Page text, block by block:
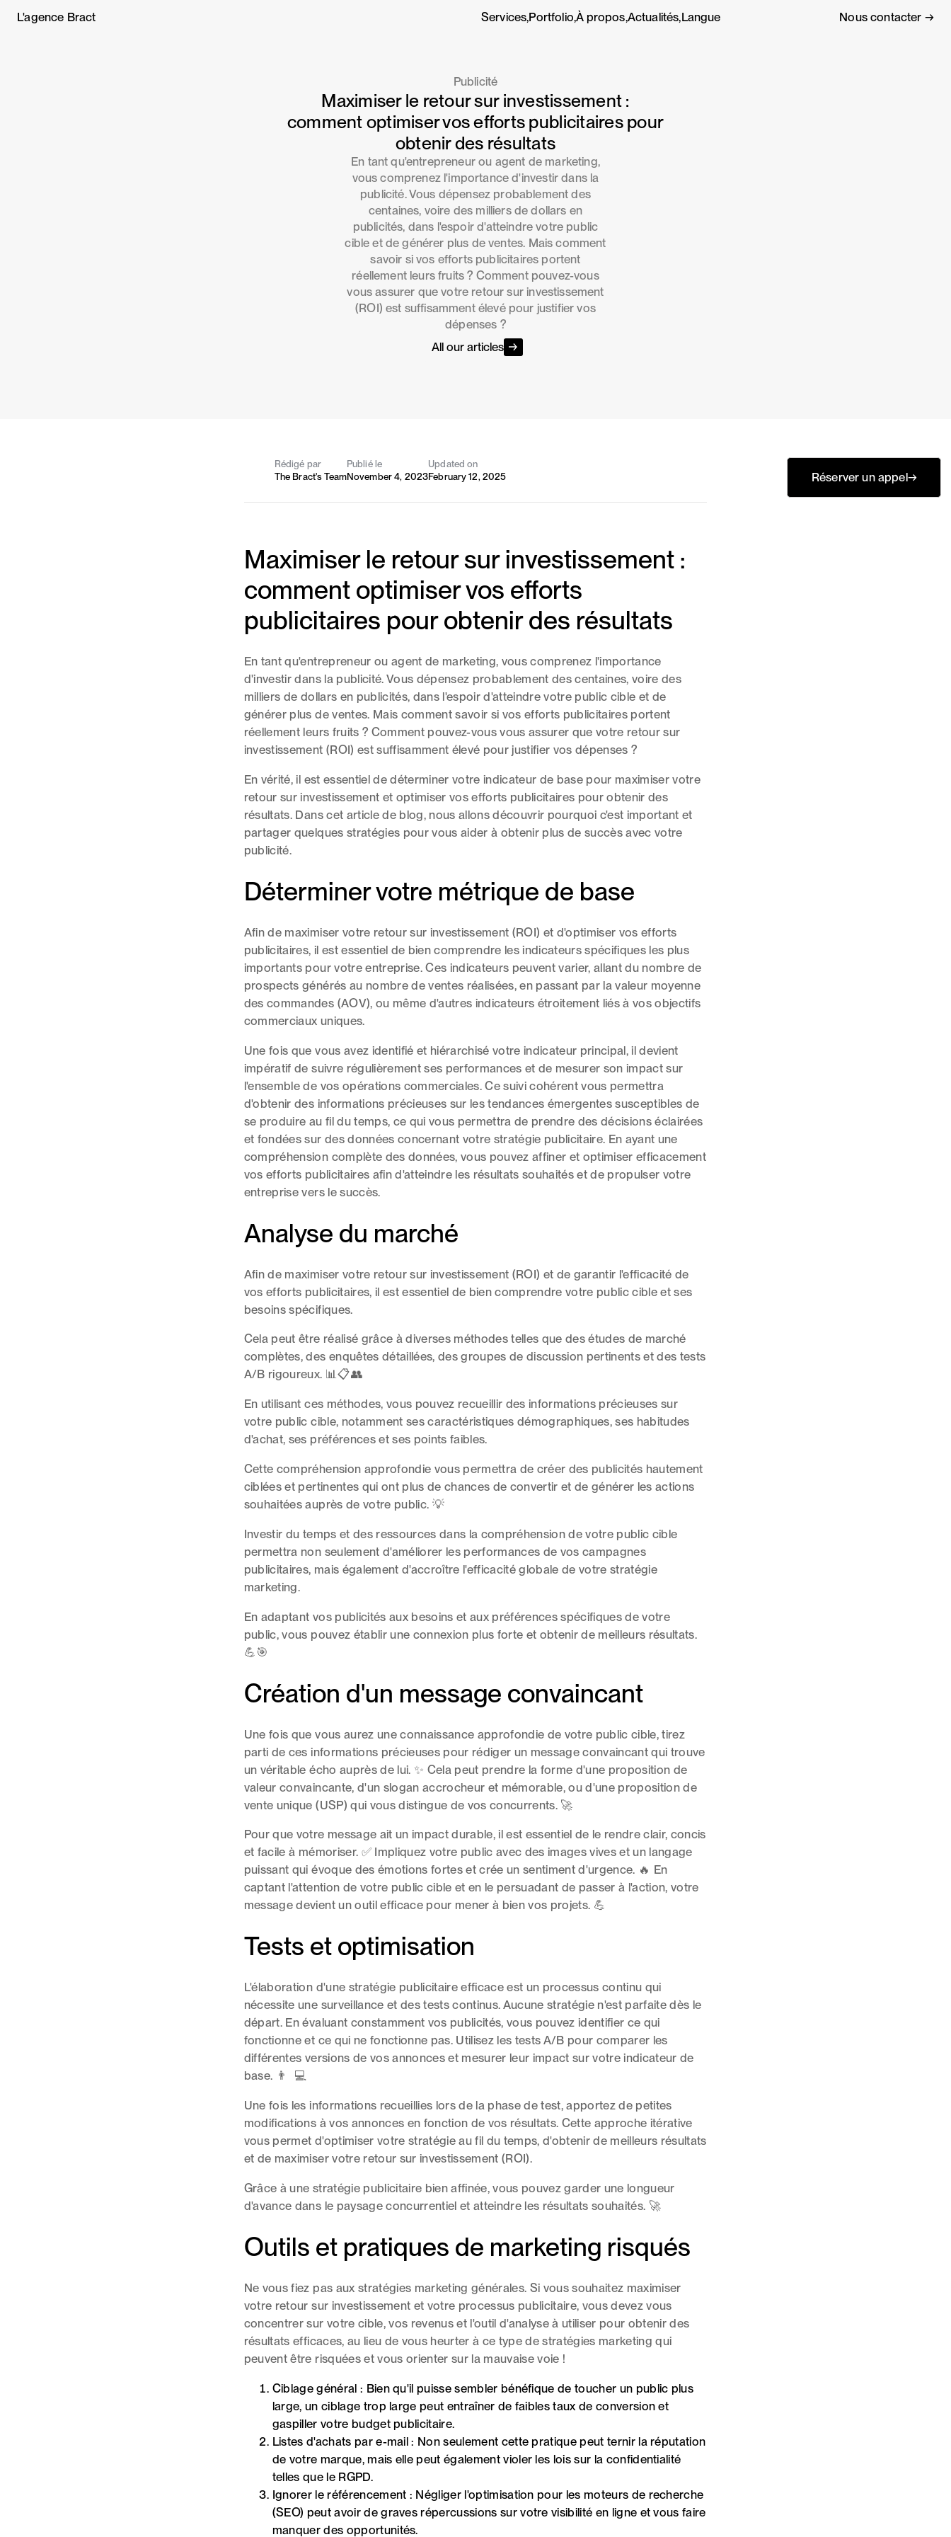
L'agence Bract Services,Portfolio,À propos,Actualités,Langue Nous contacter →
Publicité
Maximiser le retour sur investissement :
comment optimiser vos efforts publicitaires pour
obtenir des résultats
En tant qu'entrepreneur ou agent de marketing,
vous comprenez l'importance d'investir dans la
publicité. Vous dépensez probablement des
centaines, voire des milliers de dollars en
publicités, dans l'espoir d'atteindre votre public
cible et de générer plus de ventes. Mais comment
savoir si vos efforts publicitaires portent
réellement leurs fruits ? Comment pouvez-vous
vous assurer que votre retour sur investissement
(ROI) est suffisamment élevé pour justifier vos
dépenses ?
All our articles
Rédigé par
The Bract's Team
Publié le
November 4, 2023
Updated on
February 12, 2025
Maximiser le retour sur investissement :
comment optimiser vos efforts
publicitaires pour obtenir des résultats
En tant qu'entrepreneur ou agent de marketing, vous comprenez l'importance
d'investir dans la publicité. Vous dépensez probablement des centaines, voire des
milliers de dollars en publicités, dans l'espoir d'atteindre votre public cible et de
générer plus de ventes. Mais comment savoir si vos efforts publicitaires portent
réellement leurs fruits ? Comment pouvez-vous vous assurer que votre retour sur
investissement (ROI) est suffisamment élevé pour justifier vos dépenses ?
En vérité, il est essentiel de déterminer votre indicateur de base pour maximiser votre
retour sur investissement et optimiser vos efforts publicitaires pour obtenir des
résultats. Dans cet article de blog, nous allons découvrir pourquoi c'est important et
partager quelques stratégies pour vous aider à obtenir plus de succès avec votre
publicité.
Déterminer votre métrique de base
Afin de maximiser votre retour sur investissement (ROI) et d'optimiser vos efforts
publicitaires, il est essentiel de bien comprendre les indicateurs spécifiques les plus
importants pour votre entreprise. Ces indicateurs peuvent varier, allant du nombre de
prospects générés au nombre de ventes réalisées, en passant par la valeur moyenne
des commandes (AOV), ou même d'autres indicateurs étroitement liés à vos objectifs
commerciaux uniques.
Une fois que vous avez identifié et hiérarchisé votre indicateur principal, il devient
impératif de suivre régulièrement ses performances et de mesurer son impact sur
l'ensemble de vos opérations commerciales. Ce suivi cohérent vous permettra
d'obtenir des informations précieuses sur les tendances émergentes susceptibles de
se produire au fil du temps, ce qui vous permettra de prendre des décisions éclairées
et fondées sur des données concernant votre stratégie publicitaire. En ayant une
compréhension complète des données, vous pouvez affiner et optimiser efficacement
vos efforts publicitaires afin d'atteindre les résultats souhaités et de propulser votre
entreprise vers le succès.
Analyse du marché
Afin de maximiser votre retour sur investissement (ROI) et de garantir l'efficacité de
vos efforts publicitaires, il est essentiel de bien comprendre votre public cible et ses
besoins spécifiques.
Cela peut être réalisé grâce à diverses méthodes telles que des études de marché
complètes, des enquêtes détaillées, des groupes de discussion pertinents et des tests
A/B rigoureux. 📊📋👥
En utilisant ces méthodes, vous pouvez recueillir des informations précieuses sur
votre public cible, notamment ses caractéristiques démographiques, ses habitudes
d'achat, ses préférences et ses points faibles.
Cette compréhension approfondie vous permettra de créer des publicités hautement
ciblées et pertinentes qui ont plus de chances de convertir et de générer les actions
souhaitées auprès de votre public. 💡
Investir du temps et des ressources dans la compréhension de votre public cible
permettra non seulement d'améliorer les performances de vos campagnes
publicitaires, mais également d'accroître l'efficacité globale de votre stratégie
marketing.
En adaptant vos publicités aux besoins et aux préférences spécifiques de votre
public, vous pouvez établir une connexion plus forte et obtenir de meilleurs résultats.
💪🎯
Création d'un message convaincant
Une fois que vous aurez une connaissance approfondie de votre public cible, tirez
parti de ces informations précieuses pour rédiger un message convaincant qui trouve
un véritable écho auprès de lui. ✨ Cela peut prendre la forme d'une proposition de
valeur convaincante, d'un slogan accrocheur et mémorable, ou d'une proposition de
vente unique (USP) qui vous distingue de vos concurrents. 🚀
Pour que votre message ait un impact durable, il est essentiel de le rendre clair, concis
et facile à mémoriser. ✅ Impliquez votre public avec des images vives et un langage
puissant qui évoque des émotions fortes et crée un sentiment d'urgence. 🔥 En
captant l'attention de votre public cible et en le persuadant de passer à l'action, votre
message devient un outil efficace pour mener à bien vos projets. 💪
Tests et optimisation
L'élaboration d'une stratégie publicitaire efficace est un processus continu qui
nécessite une surveillance et des tests continus. Aucune stratégie n'est parfaite dès le
départ. En évaluant constamment vos publicités, vous pouvez identifier ce qui
fonctionne et ce qui ne fonctionne pas. Utilisez les tests A/B pour comparer les
différentes versions de vos annonces et mesurer leur impact sur votre indicateur de
base. 👨 ‍ 💻
Une fois les informations recueillies lors de la phase de test, apportez de petites
modifications à vos annonces en fonction de vos résultats. Cette approche itérative
vous permet d'optimiser votre stratégie au fil du temps, d'obtenir de meilleurs résultats
et de maximiser votre retour sur investissement (ROI).
Grâce à une stratégie publicitaire bien affinée, vous pouvez garder une longueur
d'avance dans le paysage concurrentiel et atteindre les résultats souhaités. 🚀
Outils et pratiques de marketing risqués
Ne vous fiez pas aux stratégies marketing générales. Si vous souhaitez maximiser
votre retour sur investissement et votre processus publicitaire, vous devez vous
concentrer sur votre cible, vos revenus et l'outil d'analyse à utiliser pour obtenir des
résultats efficaces, au lieu de vous heurter à ce type de stratégies marketing qui
peuvent être risquées et vous orienter sur la mauvaise voie !
Ciblage général : Bien qu'il puisse sembler bénéfique de toucher un public plus
large, un ciblage trop large peut entraîner de faibles taux de conversion et
gaspiller votre budget publicitaire.
Listes d'achats par e-mail : Non seulement cette pratique peut ternir la réputation
de votre marque, mais elle peut également violer les lois sur la confidentialité
telles que le RGPD.
Ignorer le référencement : Négliger l'optimisation pour les moteurs de recherche
(SEO) peut avoir de graves répercussions sur votre visibilité en ligne et vous faire
manquer des opportunités.
Réserver un appel→